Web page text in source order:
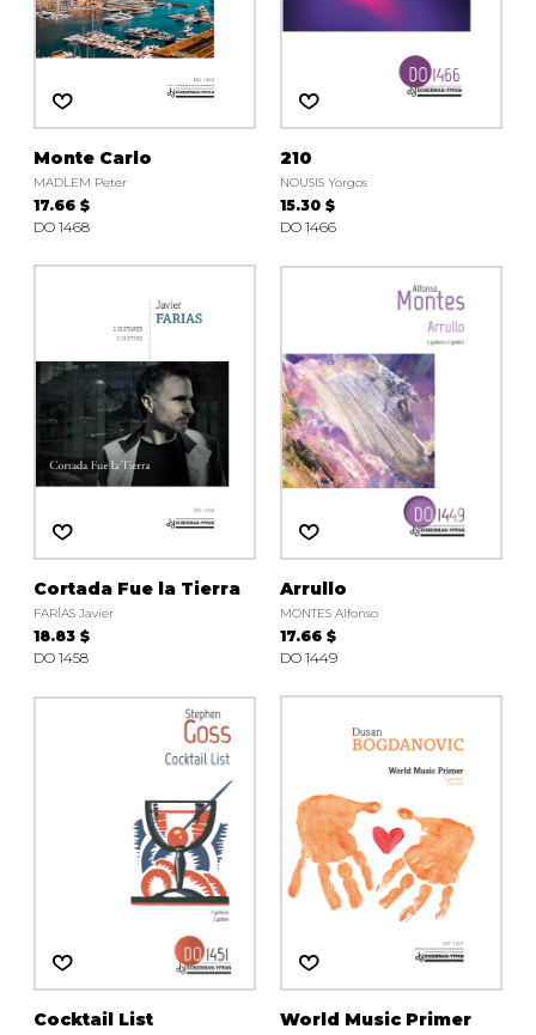
Monte Carlo
MADLEM Peter
17.66 $
DO 1468
210
NOUSIS Yorgos
15.30 $
DO 1466
Cortada Fue la Tierra
FARÍAS Javier
18.83 $
DO 1458
Arrullo
MONTES Alfonso
17.66 $
DO 1449
Cocktail List World Music Primer